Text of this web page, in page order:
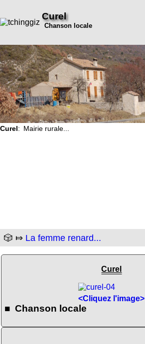
Curel
Chanson locale
Curel: Mairie rurale...
🎲 ⤇ La femme renard...
Curel
<Cliquez l'image>
■ Chanson locale